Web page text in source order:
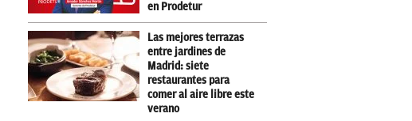
en Prodetur
Las mejores terrazas
entre jardines de
Madrid: siete
restaurantes para
comer al aire libre este
verano